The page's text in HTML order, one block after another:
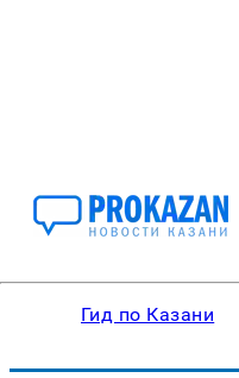
Гид по Казани